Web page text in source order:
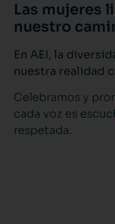
Las mujeres
nuestro
En AEI, la
nuestra realidad
Celebramos y
cada voz es
respetada.